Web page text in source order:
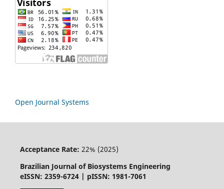
Open Journal Systems
Acceptance Rate: 22% (2025)
Brazilian Journal of Biosystems Engineering
eISSN: 2359-6724 | pISSN: 1981-7061